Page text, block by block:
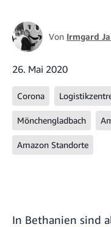
Von Irmgard
26. Mai 2020
Corona
Mönchengladbach
Amazon Standorte
In Bethanien sind